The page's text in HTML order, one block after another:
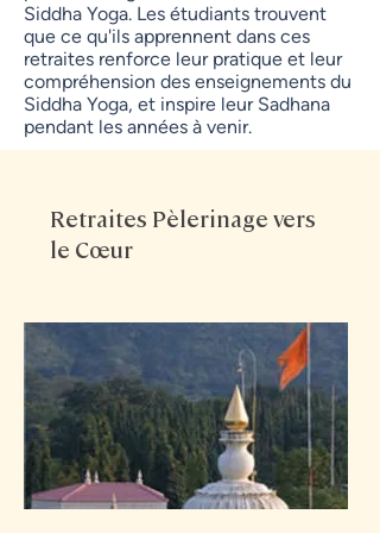
Siddha Yoga. Les étudiants trouvent
que ce qu'ils apprennent dans ces
retraites renforce leur pratique et leur
compréhension des enseignements du
Siddha Yoga, et inspire leur Sadhana
pendant les années à venir.
Retraites Pèlerinage vers
le Cœur